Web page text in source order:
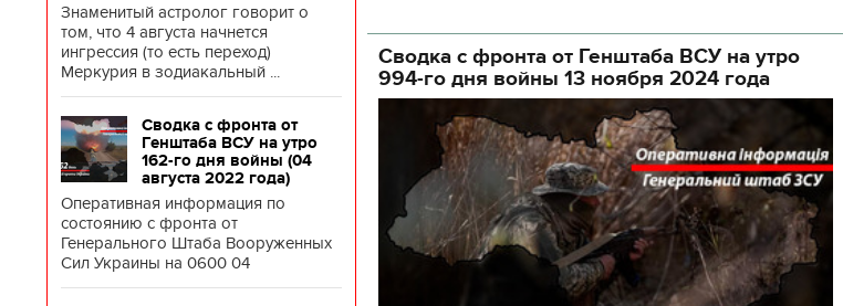
Знаменитый астролог говорит о
том, что 4 августа начнется
ингрессия (то есть переход)
Меркурия в зодиакальный ...
Сводка с фронта от
Генштаба ВСУ на утро
162-го дня войны (04
августа 2022 года)
Оперативная информация по
состоянию с фронта от
Генерального Штаба Вооруженных
Сил Украины на 0600 04
Сводка с фронта от Генштаба ВСУ на утро
994-го дня войны 13 ноября 2024 года